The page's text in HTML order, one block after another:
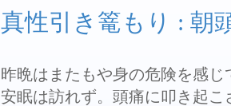
真性引き篭もり : 朝
昨晩はまたもや身の危険を感
安眠は訪れず。頭痛に叩き起